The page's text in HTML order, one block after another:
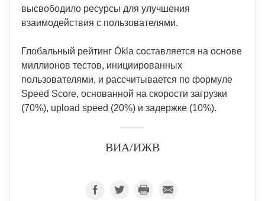
высвободило ресурсы для улучшения
взаимодействия с пользователями.
Глобальный рейтинг Ókla составляется на основе
миллионов тестов, инициированных
пользователями, и рассчитывается по формуле
Speed Score, основанной на скорости загрузки
(70%), upload speed (20%) и задержке (10%).
ВИА/ИЖВ